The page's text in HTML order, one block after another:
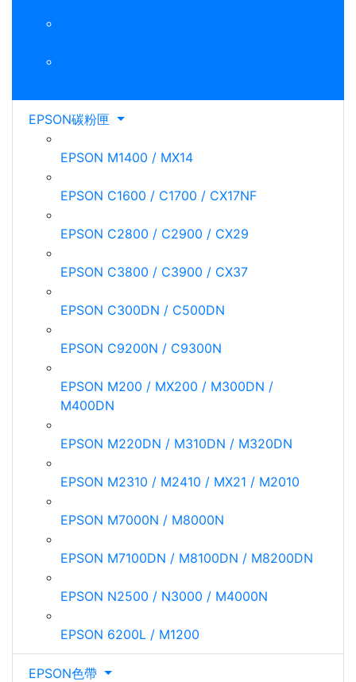
EPSON碳粉匣
EPSON M1400 / MX14
EPSON C1600 / C1700 / CX17NF
EPSON C2800 / C2900 / CX29
EPSON C3800 / C3900 / CX37
EPSON C300DN / C500DN
EPSON C9200N / C9300N
EPSON M200 / MX200 / M300DN /
M400DN
EPSON M220DN / M310DN / M320DN
EPSON M2310 / M2410 / MX21 / M2010
EPSON M7000N / M8000N
EPSON M7100DN / M8100DN / M8200DN
EPSON N2500 / N3000 / M4000N
EPSON 6200L / M1200
EPSON色帶